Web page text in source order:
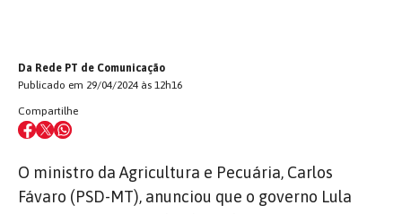
Da Rede PT de Comunicação
Publicado em 29/04/2024 às 12h16
Compartilhe
O ministro da Agricultura e Pecuária, Carlos
Fávaro (PSD-MT), anunciou que o governo Lula